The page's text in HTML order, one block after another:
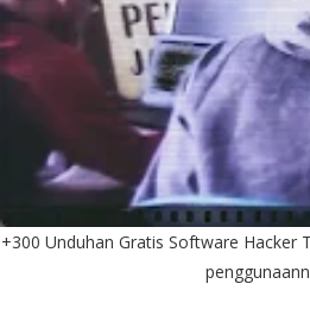
+300 Unduhan Gratis Software Hacker